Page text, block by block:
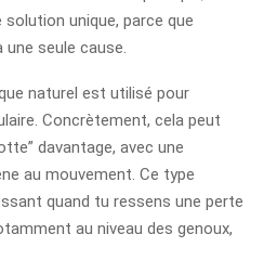
unique, parce que
seule cause.
naturel est utilisé pour
Concrètement, cela peut
davantage, avec une
au mouvement. Ce type
quand tu ressens une perte
au niveau des genoux,